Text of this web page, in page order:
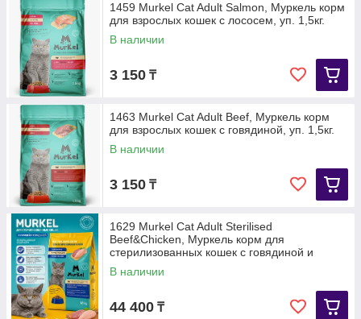
1459 Murkel Cat Adult Salmon, Муркель корм
для взрослых кошек с лососем, уп. 1,5кг.
В наличии
3 150 ₸
1463 Murkel Cat Adult Beef, Муркель корм
для взрослых кошек с говядиной, уп. 1,5кг.
В наличии
3 150 ₸
1629 Murkel Cat Adult Sterilised
Beef&Chicken, Муркель корм для
стерилизованных кошек с говядиной и
курицей, уп. 18 кг.
В наличии
44 400 ₸